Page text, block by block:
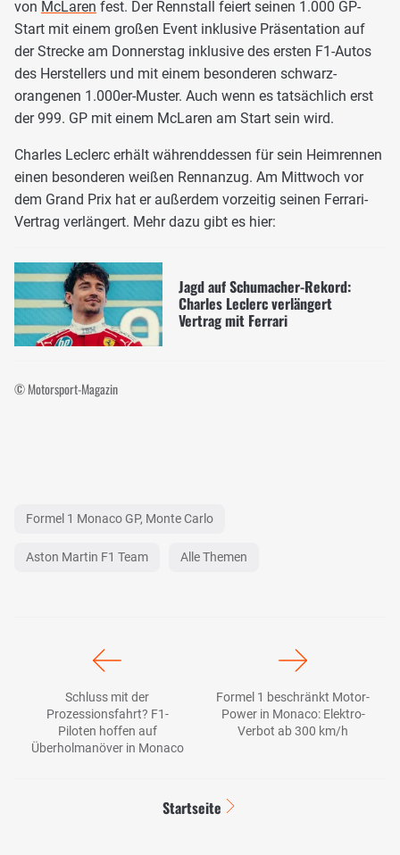
von McLaren fest. Der Rennstall feiert seinen 1.000 GP-
Start mit einem großen Event inklusive Präsentation auf
der Strecke am Donnerstag inklusive des ersten F1-Autos
des Herstellers und mit einem besonderen schwarz-
orangenen 1.000er-Muster. Auch wenn es tatsächlich erst
der 999. GP mit einem McLaren am Start sein wird.
Charles Leclerc erhält währenddessen für sein Heimrennen
einen besonderen weißen Rennanzug. Am Mittwoch vor
dem Grand Prix hat er außerdem vorzeitig seinen Ferrari-
Vertrag verlängert. Mehr dazu gibt es hier:
Jagd auf Schumacher-Rekord:
Charles Leclerc verlängert
Vertrag mit Ferrari
© Motorsport-Magazin
Formel 1 Monaco GP, Monte Carlo
Aston Martin F1 Team Alle Themen
Schluss mit der
Prozessionsfahrt? F1-
Piloten hoffen auf
Überholmanöver in Monaco
Formel 1 beschränkt Motor-
Power in Monaco: Elektro-
Verbot ab 300 km/h
Startseite